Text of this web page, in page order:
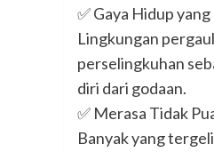
✅ Gaya Hidup
Lingkungan
perselingkuhan
diri dari godaan.
✅ Merasa Tidak
Banyak yang